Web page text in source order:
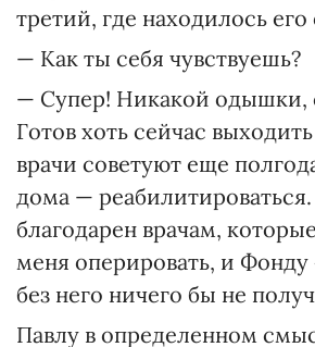
третий, где находилось
— Как ты себя чувствуешь?
— Супер! Никакой одышки,
Готов хоть сейчас
врачи советуют еще
дома —
благодарен врачам,
меня оперировать, и
без него ничего бы не
Павлу в определенном